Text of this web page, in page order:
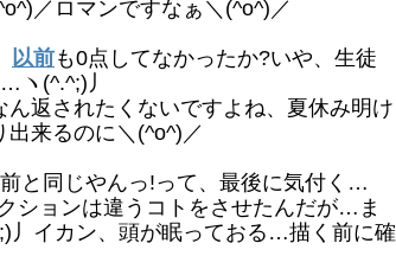
／ロマンですなぁ＼(^o^)／
以前も0点してなかったか?いや、生徒
ヽ(^.^;)丿
返されたくないですよね、夏休み明け
来るのに＼(^o^)／
と同じやんっ!って、最後に気付く…
ションは違うコトをさせたんだが…ま
丿イカン、頭が眠っておる…描く前に確